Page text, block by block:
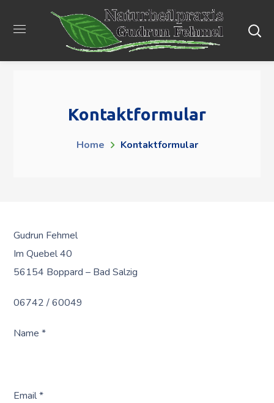
Kontaktformular
Home Kontaktformular
Gudrun Fehmel
Im Quebel 40
56154 Boppard – Bad Salzig
06742 / 60049
Name *
Email *